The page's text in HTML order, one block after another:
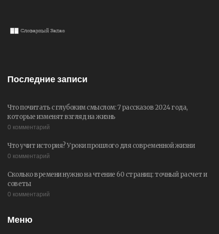
Последние записи
Что почитать с глубоким смыслом: 7 рассказов 2024 года,
которые изменят взгляд на жизнь
0 комментарий
Что учит история? Уроки прошлого для современной жизни
0 комментарий
Сколько времени нужно на чтение 60 страниц: точный расчет и
советы
0 комментарий
Меню